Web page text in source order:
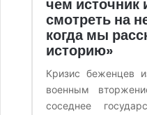
чем
смотреть на
когда мы
историю»
Кризис беженцев
военным
соседнее